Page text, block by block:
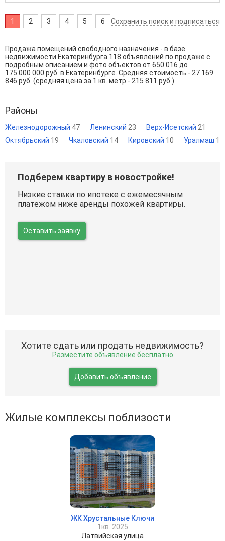
1 2 3 4 5 6 Сохранить поиск и подписаться
Продажа помещений свободного назначения - в базе
недвижимости Екатеринбурга 118 объявлений по продаже с
подробным описанием и фото объектов от 650 016 до
175 000 000 руб. в Екатеринбурге. Средняя стоимость - 27 169
846 руб. (средняя цена за 1 кв. метр - 215 811 руб.).
Районы
Железнодорожный 47 Ленинский 23 Верх-Исетский 21
Октябрьский 19 Чкаловский 14 Кировский 10 Уралмаш 1
Подберем квартиру в новостройке!
Низкие ставки по ипотеке с ежемесячным
платежом ниже аренды похожей квартиры.
Оставить заявку
Хотите сдать или продать недвижимость?
Разместите объявление бесплатно
Добавить объявление
Жилые комплексы поблизости
ЖК Хрустальные Ключи
1кв. 2025
Латвийская улица